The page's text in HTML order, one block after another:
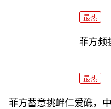
最热
菲方频
最热
菲方蓄意挑衅仁爱礁，